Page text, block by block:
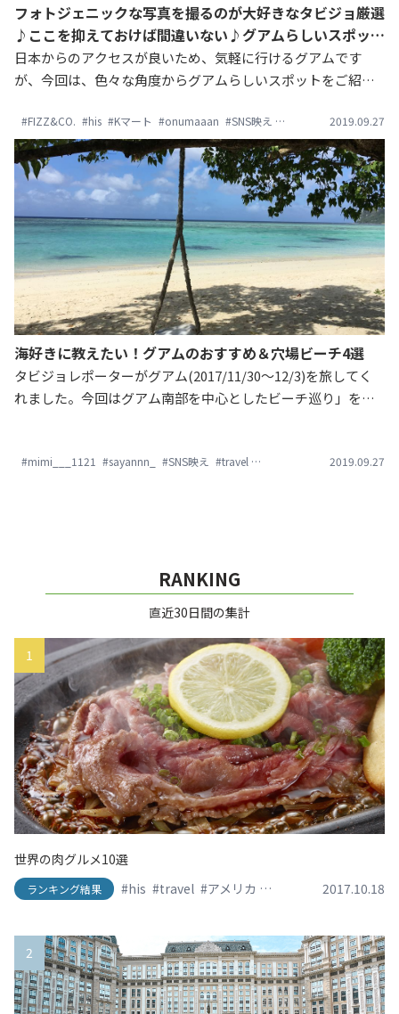
フォトジェニックな写真を撮るのが大好きなタビジョ厳選
♪ここを抑えておけば間違いない♪グアムらしいスポット
5選！
日本からのアクセスが良いため、気軽に行けるグアムです
が、今回は、色々な角度からグアムらしいスポットをご紹介
い！」と思われる方も多いはずです。どちらもカラフルで、
見ているだけで楽しい気分になります！
#FIZZ&CO. #his #Kマート #onumaaan #SNS映え #travel #おしゃれ旅
2019.09.27
海好きに教えたい！グアムのおすすめ＆穴場ビーチ4選
タビジョレポーターがグアム(2017/11/30～12/3)を旅してく
れました。今回はグアム南部を中心としたビーチ巡り」をテ
ぜひ参考にしてみてくださいね！
#mimi___1121 #sayannn_ #SNS映え #travel #イパオビーチ #グアム #グ
2019.09.27
RANKING
直近30日間の集計
1
世界の肉グルメ10選
ランキング結果 #his #travel #アメリカ #イタリア #エイチアイ
2017.10.18
2